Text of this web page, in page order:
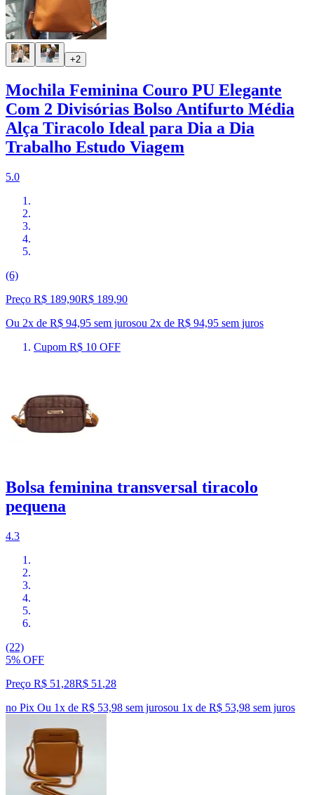
+2
Mochila Feminina Couro PU Elegante
Com 2 Divisórias Bolso Antifurto Média
Alça Tiracolo Ideal para Dia a Dia
Trabalho Estudo Viagem
5.0
(6)
Preço R$ 189,90R$ 189,90
Ou 2x de R$ 94,95 sem jurosou 2x de R$ 94,95 sem juros
Cupom R$ 10 OFF
Bolsa feminina transversal tiracolo
pequena
4.3
(22)
5% OFF
Preço R$ 51,28R$ 51 ,28
no Pix Ou 1x de R$ 53,98 sem jurosou 1x de R$ 53,98 sem juros